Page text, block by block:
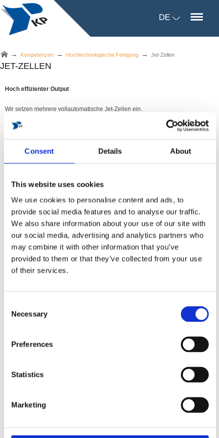
DE
Consent Details About
This website uses cookies
We use cookies to personalise content and ads, to
provide social media features and to analyse our traffic.
We also share information about your use of our site with
our social media, advertising and analytics partners who
may combine it with other information that you’ve
provided to them or that they’ve collected from your use
of their services.
Selection
Necessary
Preferences
Statistics
Marketing
→ Kompetenzen → Hochtechnologische Fertigung → Jet-Zellen
JET-ZELLEN
Hoch effizienter Output
Wir setzen mehrere vollautomatische Jet-Zellen ein.
Jede Jet-Zelle besteht aus vier oder fünf identischen MAZAK CNC-
Spannvorrichtungen ausgerüstet sind und von einem Arbeitsroboter bedient
Unsere Jet-Zellen wurden dafür optimiert, entweder fortlaufend identische
Stückzahlen.
Die Jet-Zellen sind mit einem hohen Grad an Flexibilität ausgestattet, so dass
man beispielsweise eine oder mehrere Maschinen im manuellen Modus
bedienen kann, während der Roboter weiterhin die restlichen Maschinen
bedient.
Schon bei einer Serienzahl von 50 Stück pro Variante arbeiten diese Jet-Zellen